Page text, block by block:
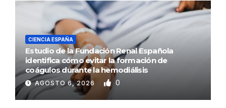
CIENCIA ESPAÑA
Estudio de la Fundación Renal Española
identifica cómo evitar la formación de
coágulos durante la hemodiálisis
AGOSTO 6, 2026 0